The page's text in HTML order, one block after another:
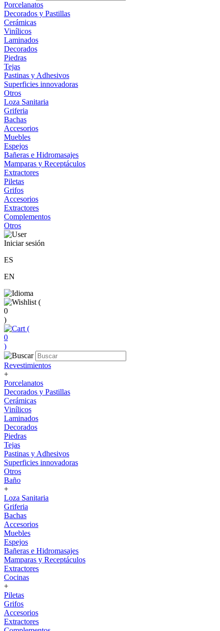
Porcelanatos
Decorados y Pastillas
Cerámicas
Vinílicos
Laminados
Decorados
Piedras
Tejas
Pastinas y Adhesivos
Superficies innovadoras
Otros
Loza Sanitaria
Griferia
Bachas
Accesorios
Muebles
Espejos
Bañeras e Hidromasajes
Mamparas y Receptáculos
Extractores
Piletas
Grifos
Accesorios
Extractores
Complementos
Otros
Iniciar sesión
ES
EN
(
0
)
(
0
)
Revestimientos
+
Porcelanatos
Decorados y Pastillas
Cerámicas
Vinílicos
Laminados
Decorados
Piedras
Tejas
Pastinas y Adhesivos
Superficies innovadoras
Otros
Baño
+
Loza Sanitaria
Griferia
Bachas
Accesorios
Muebles
Espejos
Bañeras e Hidromasajes
Mamparas y Receptáculos
Extractores
Cocinas
+
Piletas
Grifos
Accesorios
Extractores